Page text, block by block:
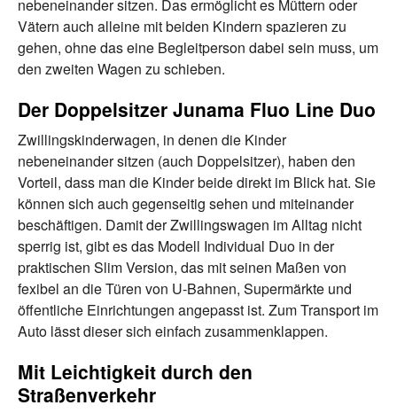
nebeneinander sitzen. Das ermöglicht es Müttern oder
Vätern auch alleine mit beiden Kindern spazieren zu
gehen, ohne das eine Begleitperson dabei sein muss, um
den zweiten Wagen zu schieben.
Der Doppelsitzer Junama Fluo Line Duo
Zwillingskinderwagen, in denen die Kinder
nebeneinander sitzen (auch Doppelsitzer), haben den
Vorteil, dass man die Kinder beide direkt im Blick hat. Sie
können sich auch gegenseitig sehen und miteinander
beschäftigen. Damit der Zwillingswagen im Alltag nicht
sperrig ist, gibt es das Modell Individual Duo in der
praktischen Slim Version, das mit seinen Maßen von
fexibel an die Türen von U-Bahnen, Supermärkte und
öffentliche Einrichtungen angepasst ist. Zum Transport im
Auto lässt dieser sich einfach zusammenklappen.
Mit Leichtigkeit durch den
Straßenverkehr